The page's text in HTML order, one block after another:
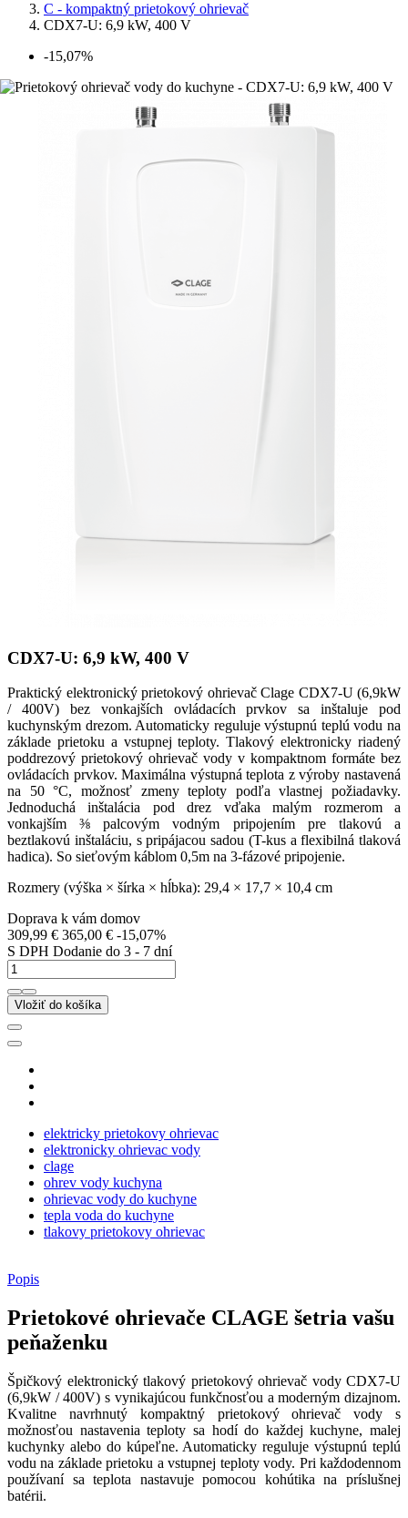
C - kompaktný prietokový ohrievač
CDX7-U: 6,9 kW, 400 V
-15,07%
CDX7-U: 6,9 kW, 400 V
Praktický elektronický prietokový ohrievač Clage CDX7-U (6,9kW
/ 400V) bez vonkajších ovládacích prvkov sa inštaluje pod
kuchynským drezom. Automaticky reguluje výstupnú teplú vodu na
základe prietoku a vstupnej teploty. Tlakový elektronicky riadený
poddrezový prietokový ohrievač vody v kompaktnom formáte bez
ovládacích prvkov. Maximálna výstupná teplota z výroby nastavená
na 50 °C, možnosť zmeny teploty podľa vlastnej požiadavky.
Jednoduchá inštalácia pod drez vďaka malým rozmerom a
vonkajším ⅜ palcovým vodným pripojením pre tlakovú a
beztlakovú inštaláciu, s pripájacou sadou (T-kus a flexibilná tlaková
hadica). So sieťovým káblom 0,5m na 3-fázové pripojenie.
Rozmery (výška × šírka × hĺbka): 29,4 × 17,7 × 10,4 cm
Doprava k vám domov
309,99 € 365,00 € -15,07%
S DPH Dodanie do 3 - 7 dní
Vložiť do košíka
elektricky prietokovy ohrievac
elektronicky ohrievac vody
clage
ohrev vody kuchyna
ohrievac vody do kuchyne
tepla voda do kuchyne
tlakovy prietokovy ohrievac
Popis
Prietokové ohrievače CLAGE šetria vašu
peňaženku
Špičkový elektronický tlakový prietokový ohrievač vody CDX7-U
(6,9kW / 400V) s vynikajúcou funkčnosťou a moderným dizajnom.
Kvalitne navrhnutý kompaktný prietokový ohrievač vody s
možnosťou nastavenia teploty sa hodí do každej kuchyne, malej
kuchynky alebo do kúpeľne. Automaticky reguluje výstupnú teplú
vodu na základe prietoku a vstupnej teploty vody. Pri každodennom
používaní sa teplota nastavuje pomocou kohútika na príslušnej
batérii.